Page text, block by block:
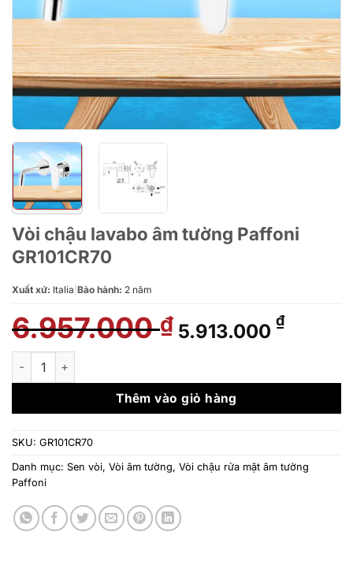
Vòi chậu lavabo âm tường Paffoni
GR101CR70
Xuất xứ: Italia Bảo hành: 2 năm
6.957.000₫ Giá
gốc
6.957.000 ₫.
5.913.000 ₫Giá
là:
Vòi chậu lavabo âm tường Paffoni GR101CR70 số lượng
Thêm vào giỏ hàng
SKU: GR101CR70
Danh mục: Sen vòi, Vòi âm tường, Vòi chậu rửa mặt âm tường
Paffoni